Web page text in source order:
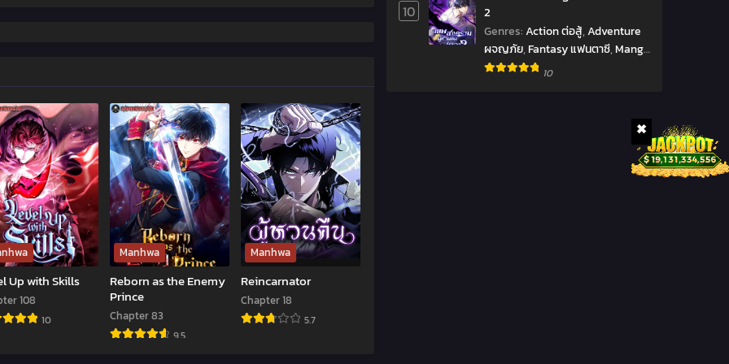
Up with Skills
108
10
Manhwa
Reborn as the Enemy
Prince
Chapter 83
9.5
Manhwa
Reincarnator
Chapter 18
5.7
10
2
Genres:Action ต่อสู้,Adventure
ผจญภัย,Fantasy แฟนตาซี,Manga
มังงะ,Manhwa มังฮวา
10